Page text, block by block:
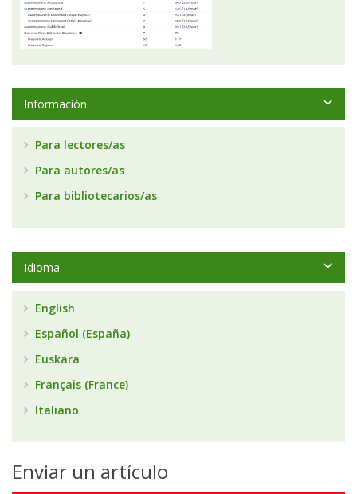
Información
Para lectores/as
Para autores/as
Para bibliotecarios/as
Idioma
English
Español (España)
Euskara
Français (France)
Italiano
Enviar un artículo